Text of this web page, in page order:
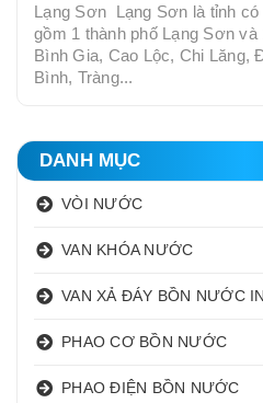
Lạng Sơn Lạng Sơn là tỉnh
gồm 1 thành phố Lạng Sơn
Bình Gia, Cao Lộc, Chi Lăng,
Bình, Tràng...
DANH MỤC
VÒI NƯỚC
VAN KHÓA NƯỚC
VAN XẢ ĐÁY BỒN NƯỚC
PHAO CƠ BỒN NƯỚC
PHAO ĐIỆN BỒN NƯỚC